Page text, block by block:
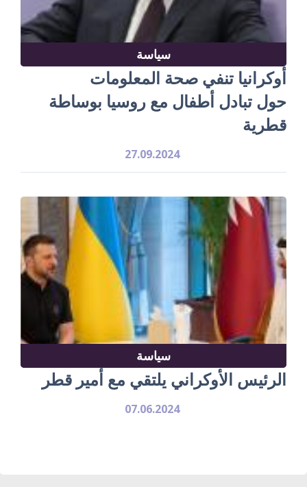
سياسة
أوكرانيا تنفي صحة المعلومات
حول تبادل أطفال مع روسيا بوساطة
قطرية
27.09.2024
سياسة
الرئيس الأوكراني يلتقي مع أمير قطر
07.06.2024